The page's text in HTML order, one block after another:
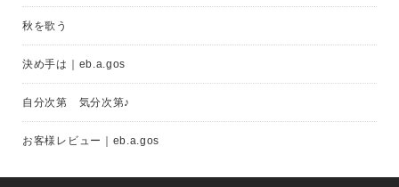
秋を歌う
決め手は｜eb.a.gos
自分次第 気分次第♪
お客様レビュー｜eb.a.gos